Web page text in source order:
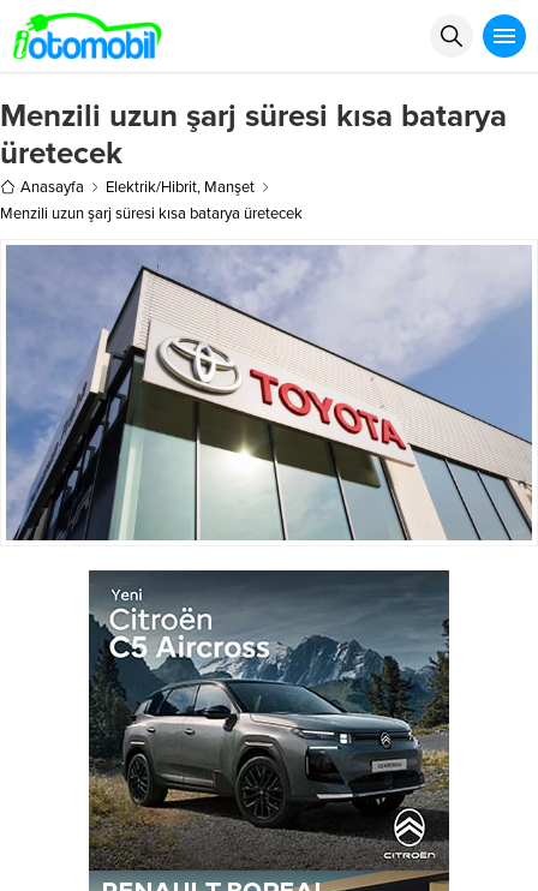
Menzili uzun şarj süresi kısa batarya
üretecek
Anasayfa Elektrik/Hibrit, Manşet
Menzili uzun şarj süresi kısa batarya üretecek